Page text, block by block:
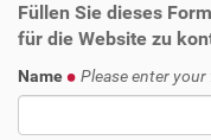
Füllen Sie dieses
für die Website zu
Name Please enter your